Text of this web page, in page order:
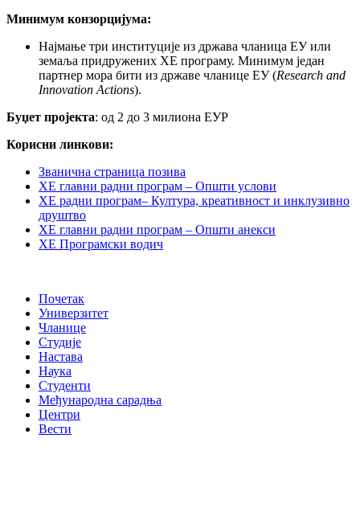
Минимум конзорцијума:
Најмање три институције из држава чланица ЕУ или
земаља придружених ХЕ програму. Минимум један
партнер мора бити из државе чланице ЕУ (Research and
Innovation Actions).
Буџет пројекта: од 2 до 3 милиона ЕУР
Корисни линкови:
Званична страница позива
ХЕ главни радни програм – Општи услови
ХЕ радни програм– Култура, креативност и инклузивно
друштво
ХЕ главни радни програм – Општи анекси
ХЕ Програмски водич
Почетак
Универзитет
Чланице
Студије
Настава
Наука
Студенти
Међународна сарадња
Центри
Вести